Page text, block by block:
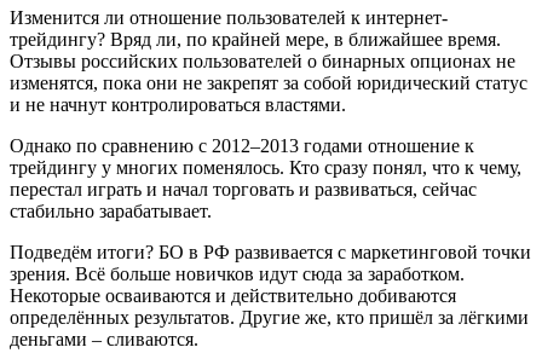
Изменится ли отношение пользователей к интернет-
трейдингу? Вряд ли, по крайней мере, в ближайшее время.
Отзывы российских пользователей о бинарных опционах не
изменятся, пока они не закрепят за собой юридический статус
и не начнут контролироваться властями.
Однако по сравнению с 2012–2013 годами отношение к
трейдингу у многих поменялось. Кто сразу понял, что к чему,
перестал играть и начал торговать и развиваться, сейчас
стабильно зарабатывает.
Подведём итоги? БО в РФ развивается с маркетинговой точки
зрения. Всё больше новичков идут сюда за заработком.
Некоторые осваиваются и действительно добиваются
определённых результатов. Другие же, кто пришёл за лёгкими
деньгами – сливаются.